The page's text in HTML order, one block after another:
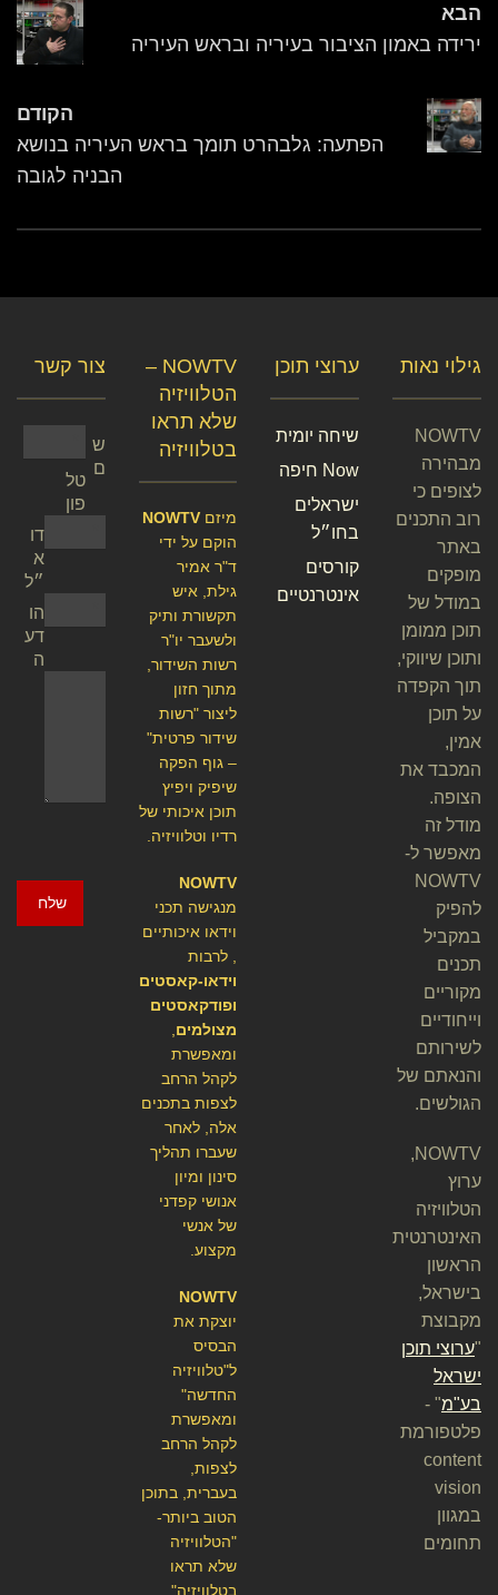
הבא
ירידה באמון הציבור בעיריה ובראש העיריה
הקודם
הפתעה: גלבהרט תומך בראש העיריה בנושא
הבניה לגובה
צור קשר
ש
ם
טל
פון
דו
א
״ל
הו
דע
ה
שלח
NOWTV –
הטלוויזיה
שלא תראו
בטלוויזיה
מיזם NOWTV
הוקם על ידי
ד"ר אמיר
גילת, איש
תקשורת ותיק
ולשעבר יו"ר
רשות השידור,
מתוך חזון
ליצור "רשות
שידור פרטית"
– גוף הפקה
שיפיק ויפיץ
תוכן איכותי של
רדיו וטלוויזיה.
NOWTV
מנגישה תכני
וידאו איכותיים
, לרבות
וידאו-קאסטים
ופודקאסטים
מצולמים
ומאפשרת
לקהל הרחב
לצפות בתכנים
אלה, לאחר
שעברו תהליך
סינון ומיון
אנושי קפדני
של אנשי
מקצוע.
NOWTV
יוצקת את
הבסיס
ל"טלוויזיה
החדשה"
ומאפשרת
לקהל הרחב
לצפות,
בעברית, בתוכן
הטוב ביותר-
"הטלוויזיה
שלא תראו
בטלוויזיה".
ערוצי תוכן
שיחה יומית
Now חיפה
ישראלים
בחו״ל
קורסים
אינטרנטיים
גילוי נאות
NOWTV
מבהירה
לצופים כי
רוב התכנים
באתר
מופקים
במודל של
תוכן ממומן
ותוכן שיווקי,
תוך הקפדה
על תוכן
אמין,
המכבד את
הצופה.
מודל זה
מאפשר ל-
NOWTV
להפיק
במקביל
תכנים
מקוריים
וייחודיים
לשירותם
והנאתם של
הגולשים.
NOWTV,
ערוץ
הטלוויזיה
האינטרנטית
הראשון
בישראל,
מקבוצת
"ערוצי תוכן
ישראל
בע"מ" -
פלטפורמת
content
vision
במגוון
תחומים